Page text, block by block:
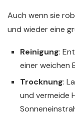
Auch wenn sie
und wieder eine
Reinigung:
einer weichen
Trocknung:
und vermeide